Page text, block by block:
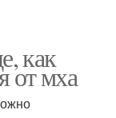
как
от мха